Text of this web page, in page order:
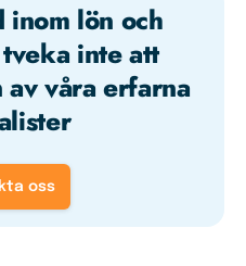
lön och
inte att
våra erfarna
oss